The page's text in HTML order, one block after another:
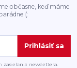
občasne, keď máme
(:
Prihlásiť sa
zasielania newslettera.